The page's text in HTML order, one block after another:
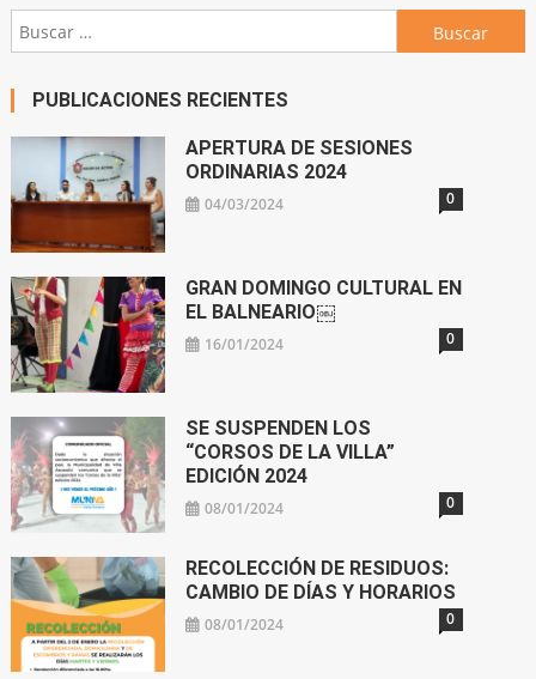
Buscar:
PUBLICACIONES RECIENTES
APERTURA DE SESIONES
ORDINARIAS 2024
04/03/2024 0
GRAN DOMINGO CULTURAL EN
EL BALNEARIO￼
16/01/2024 0
SE SUSPENDEN LOS
“CORSOS DE LA VILLA”
EDICIÓN 2024
08/01/2024 0
RECOLECCIÓN DE RESIDUOS:
CAMBIO DE DÍAS Y HORARIOS
08/01/2024 0